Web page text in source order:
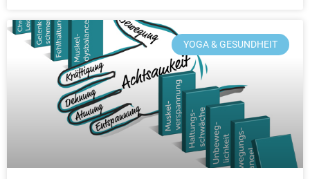
YOGA & GESUNDHEIT